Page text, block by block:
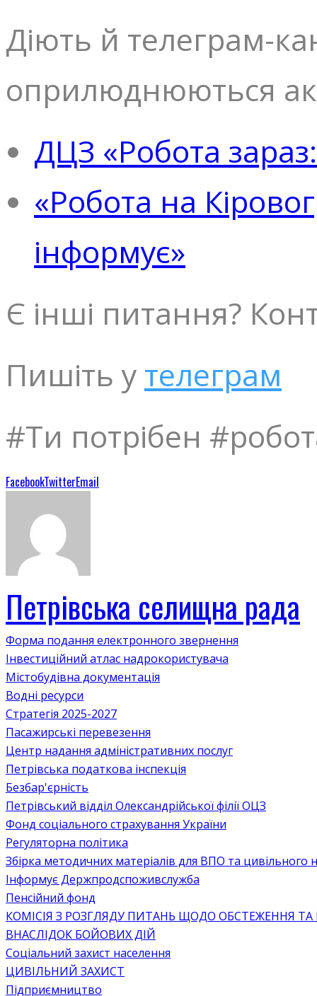
Діють й телеграм-
оприлюднюються
ДЦЗ «Робота
«Робота на
інформує»
Є інші питання?
Пишіть у телеграм
#Ти потрібен
FacebookTwitterEmail
Петрівська селищна рада
Форма подання електронного звернення
Інвестиційний атлас надрокористувача
Містобудівна документація
Водні ресурси
Стратегія 2025-2027
Пасажирські перевезення
Центр надання адміністративних послуг
Петрівська податкова інспекція
Безбар'єрність
Петрівський відділ Олександрійської філії ОЦЗ
Фонд соціального страхування України
Регуляторна політика
Збірка методичних матеріалів для ВПО та цивільного
Інформує Держпродспоживслужба
Пенсійний фонд
КОМІСІЯ З РОЗГЛЯДУ ПИТАНЬ ЩОДО ОБСТЕЖЕННЯ
ВНАСЛІДОК БОЙОВИХ ДІЙ
Соціальний захист населення
ЦИВІЛЬНИЙ ЗАХИСТ
Підприємництво